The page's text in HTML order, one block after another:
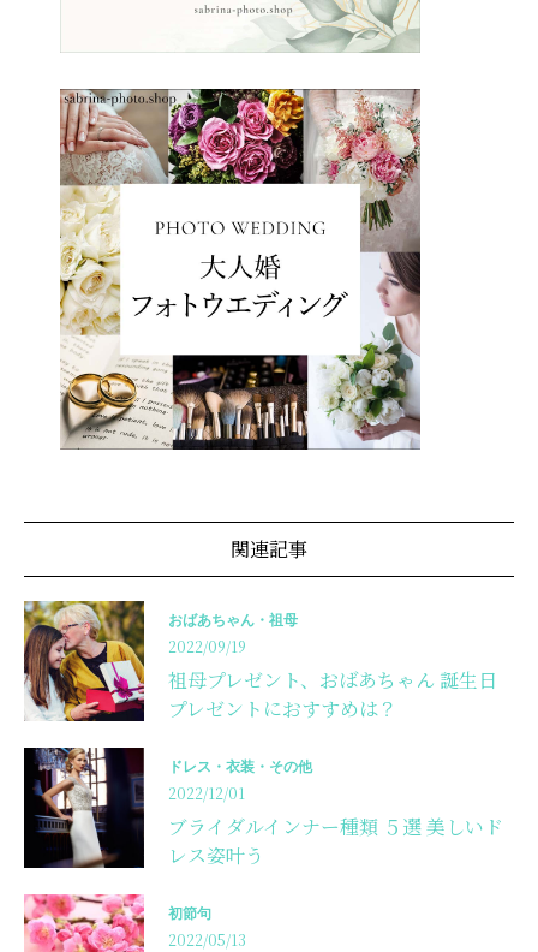
関連記事
おばあちゃん・祖母
2022/09/19
祖母プレゼント、おばあちゃん 誕生日
プレゼントにおすすめは？
ドレス・衣装・その他
2022/12/01
ブライダルインナー種類 ５選 美しいド
レス姿叶う
初節句
2022/05/13